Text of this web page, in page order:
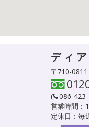
ディ
〒710-
( 086-
営業時間：
定休日：毎